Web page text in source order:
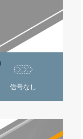
信号なし